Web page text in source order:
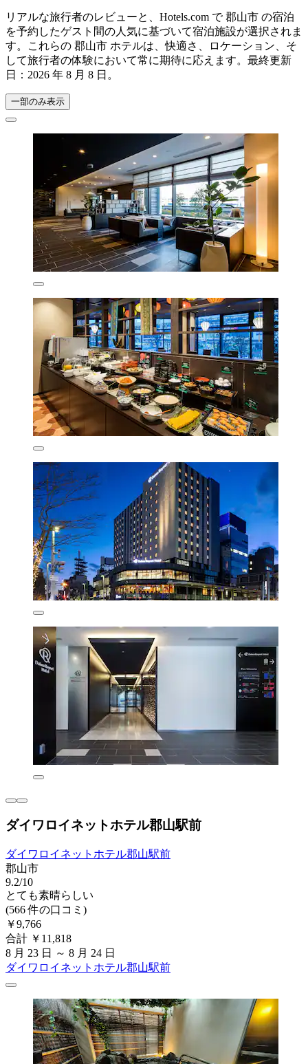
リアルな旅行者のレビューと、Hotels.com で 郡山市 の宿泊
を予約したゲスト間の人気に基づいて宿泊施設が選択されま
す。これらの 郡山市 ホテルは、快適さ、ロケーション、そ
して旅行者の体験において常に期待に応えます。最終更新
日： 2026 年 8 月 8 日 。
一部のみ表示
ダイワロイネットホテル郡山駅前
ダイワロイネットホテル郡山駅前
郡山市
9.2/10
とても素晴らしい
(566 件の口コミ)
￥9,766
合計 ￥11,818
8 月 23 日 ～ 8 月 24 日
ダイワロイネットホテル郡山駅前